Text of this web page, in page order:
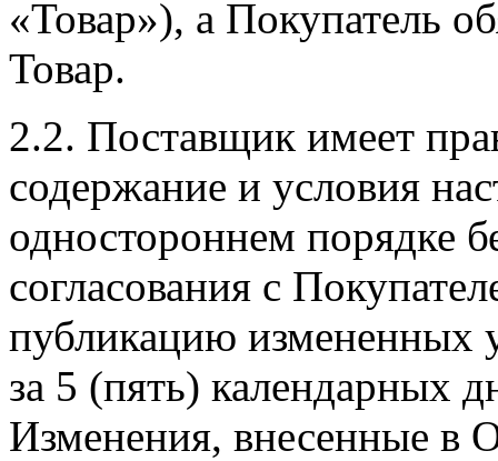
«Товар»), а Покупатель
Товар.
2.2. Поставщик имеет
содержание и условия
одностороннем порядке
согласования с
публикацию измененных
за 5 (пять) календарных
Изменения, внесенные в